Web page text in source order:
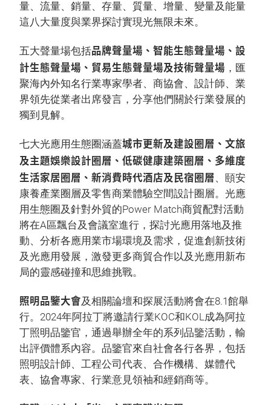
量、流量、銷量、存量、質量、增量、變量及能量
這八大量度與業界探討實現光無限未來。
五大聲量場包括品牌聲量場、智能生態聲量場、設
計生態聲量場、貿易生態聲量場及技術聲量場 ，匯
聚海內外知名行業專家學者、商協會、設計師、業
界領先從業者出席發言，分享他們關於行業發展的
獨到見解。
七大光應用生態圈涵蓋城市更新及建設圈層、文旅
及主題娛樂設計圈層、低碳健康建築圈層、多維度
生活家居圈層、新消費時代酒店及民宿圈層 、頤安
康養產業圈層及零售商業體驗空間設計圈層。光應
用生態圈及針對外貿的Power Match商貿配對活動
將在A區飄台及會議室進行，探討光應用落地及推
動、分析各應用業市場環境及需求，促進創新技術
及光應用發展，激發更多商貿合作以及光應用新布
局的靈感碰撞和思維挑戰。
照明品鑒大會及相關論壇和探展活動將會在8.1館舉
行。2024年阿拉丁將邀請行業KOC和KOL成為阿拉
丁照明品鑒官，通過舉辦全年的系列品鑒活動，輸
出評價體系內容。品鑒官來自社會各行各界，包括
照明設計師、工程公司代表、合作機構、媒體代
表、協會專家、行業意見領袖和經銷商等。